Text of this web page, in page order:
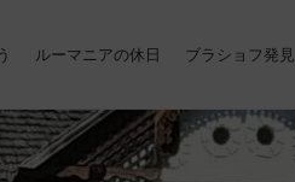
ルーマニアの休日 ブラショフ発見